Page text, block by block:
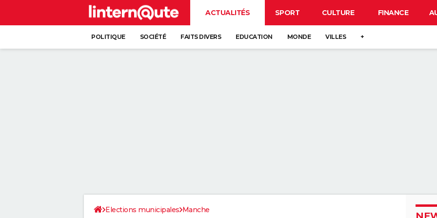
ACTUALITÉS SPORT CULTURE FINANCE
POLITIQUE SOCIÉTÉ FAITS DIVERS EDUCATION MONDE VILLES +
Elections municipales Manche